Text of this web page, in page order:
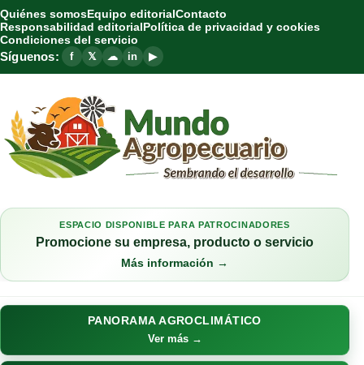
Quiénes somosEquipo editorialContacto
Responsabilidad editorialPolítica de privacidad y cookies
Condiciones del servicio
Síguenos: f 𝕏 ☁ in ▶
ESPACIO DISPONIBLE PARA PATROCINADORES
Promocione su empresa, producto o servicio
Más información →
PANORAMA AGROCLIMÁTICO
Ver más →